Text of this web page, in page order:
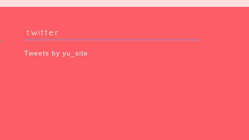
twitter
Tweets by yu_site